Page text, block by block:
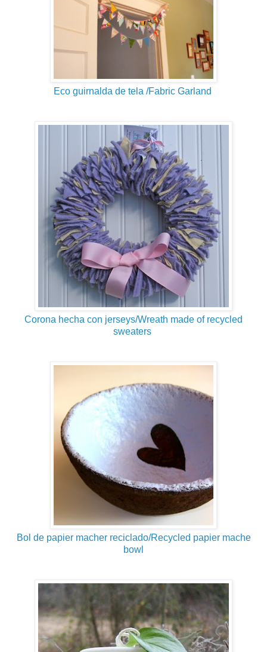
Eco guirnalda de tela /Fabric Garland
Corona hecha con jerseys/Wreath made of recycled
sweaters
Bol de papier macher reciclado/Recycled papier mache
bowl